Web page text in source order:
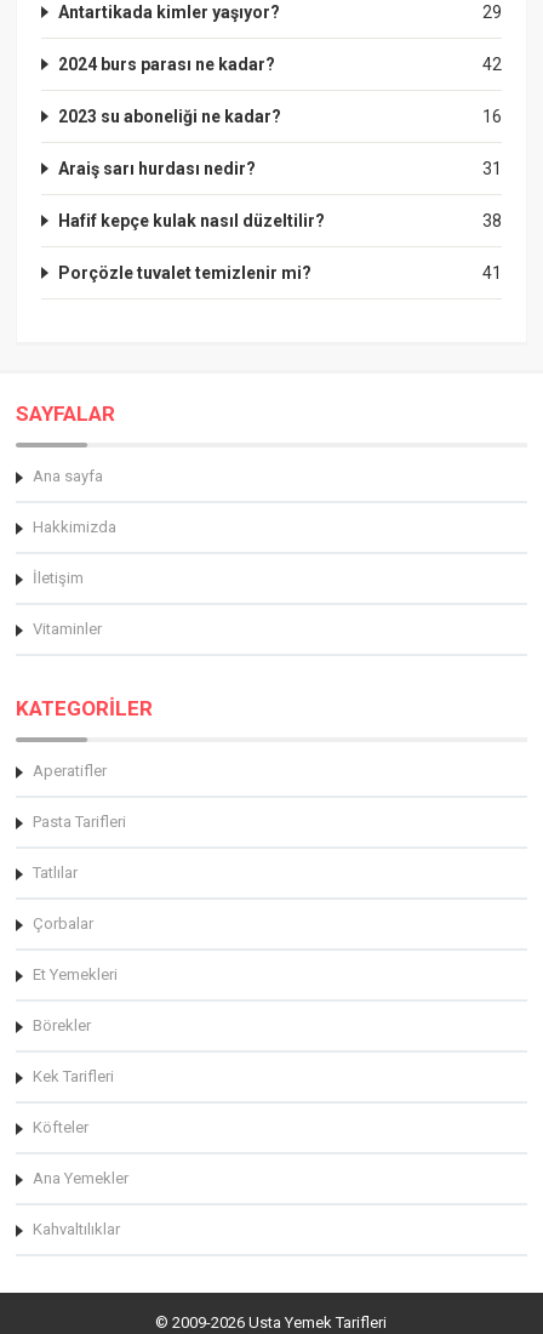
29
Antartikada kimler yaşıyor?
42
2024 burs parası ne kadar?
16
2023 su aboneliği ne kadar?
31
Araiş sarı hurdası nedir?
38
Hafif kepçe kulak nasıl düzeltilir?
41
Porçözle tuvalet temizlenir mi?
SAYFALAR
Ana sayfa
Hakkimizda
İletişim
Vitaminler
KATEGORİLER
Aperatifler
Pasta Tarifleri
Tatlılar
Çorbalar
Et Yemekleri
Börekler
Kek Tarifleri
Köfteler
Ana Yemekler
Kahvaltılıklar
© 2009-2026 Usta Yemek Tarifleri